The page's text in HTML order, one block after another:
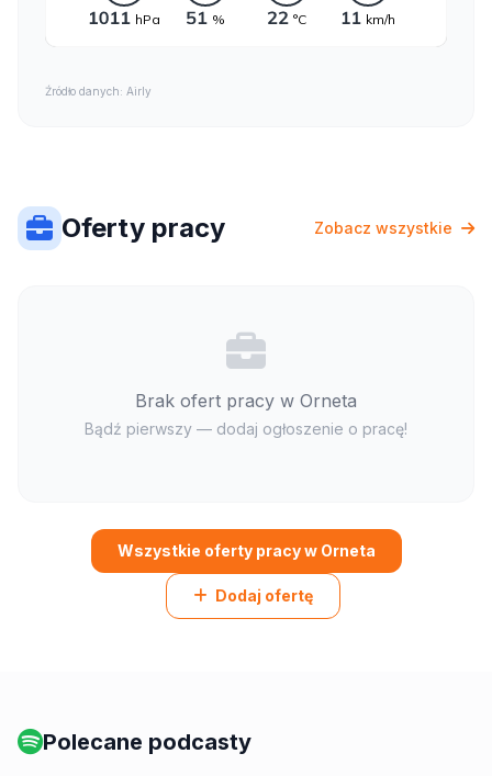
Źródło danych: Airly
Oferty pracy Zobacz wszystkie
Brak ofert pracy w Orneta
Bądź pierwszy — dodaj ogłoszenie o pracę!
Wszystkie oferty pracy w Orneta
Dodaj ofertę
Polecane podcasty